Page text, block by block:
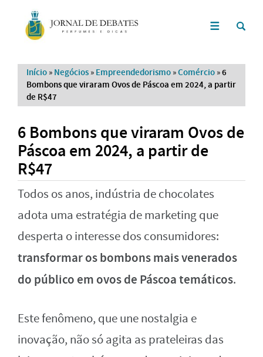
Início » Negócios » Empreendedorismo »Comércio »6
Bombons que viraram Ovos de Páscoa em 2024, a partir
de R$47
6 Bombons que viraram Ovos de
Páscoa em 2024, a partir de
R$47
Todos os anos, indústria de chocolates
adota uma estratégia de marketing que
desperta o interesse dos consumidores:
transformar os bombons mais venerados
do público em ovos de Páscoa temáticos.
Este fenômeno, que une nostalgia e
inovação, não só agita as prateleiras das